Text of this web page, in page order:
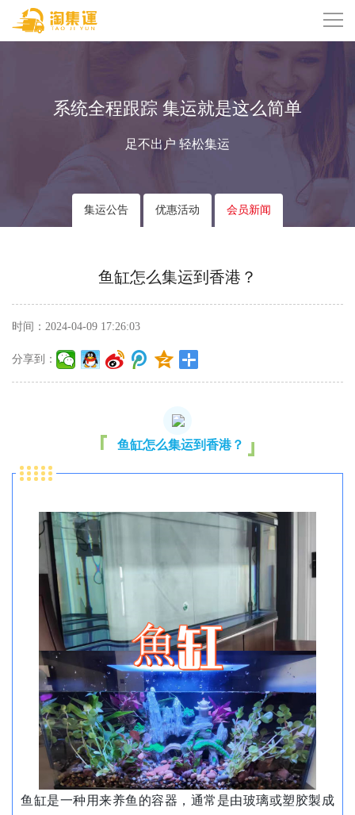
系统全程跟踪 集运就是这么简单
足不出户 轻松集运
集运公告 优惠活动 会员新闻
鱼缸怎么集运到香港？
时间：2024-04-09 17:26:03
分享到：
鱼缸怎么集运到香港？
鱼缸是一种用来养鱼的容器，通常是由玻璃或塑胶製成